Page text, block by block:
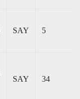
SAY 5
SAY 34